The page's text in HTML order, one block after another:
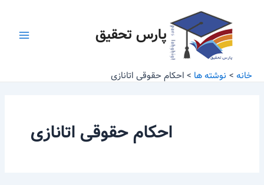
پارس تحقیق
خانه نوشته ها احکام حقوقی اتانازی
احکام حقوقی اتانازی